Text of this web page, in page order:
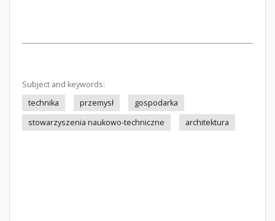
Subject and keywords:
technika
przemysł
gospodarka
stowarzyszenia naukowo-techniczne
architektura